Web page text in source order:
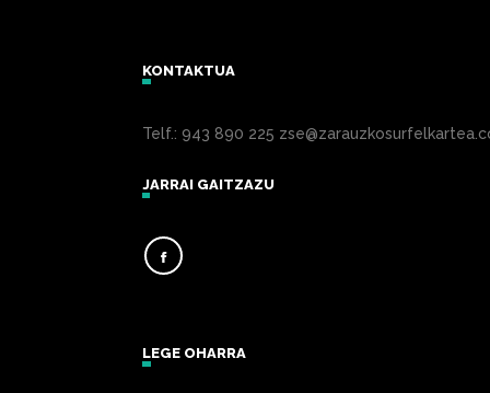
KONTAKTUA
Telf.: 943 890 225
JARRAI GAITZAZU
LEGE OHARRA